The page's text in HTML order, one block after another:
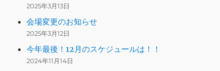
2025年3月13日
会場変更のお知らせ
2025年3月12日
今年最後！12月のスケジュールは！！
2024年11月14日